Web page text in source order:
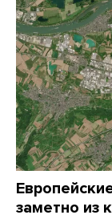
заметно из